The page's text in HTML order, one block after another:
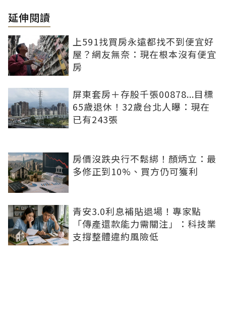
延伸閱讀
上591找買房永遠都找不到便宜好
屋？網友無奈：現在根本沒有便宜
房
屏東套房＋存股千張00878...目標
65歲退休！32歲台北人曝：現在
已有243張
房價沒跌央行不鬆綁！顏炳立：最
多修正到10%、買方仍可獲利
青安3.0利息補貼退場！專家點
「傳產還款能力需關注」：科技業
支撐整體違約風險低